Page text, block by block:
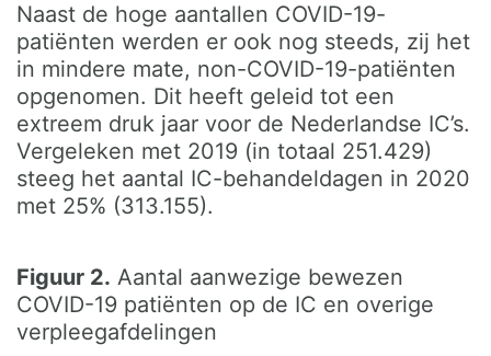
Naast de hoge aantallen COVID-19-
patiënten werden er ook nog steeds, zij het
in mindere mate, non-COVID-19-patiënten
opgenomen. Dit heeft geleid tot een
extreem druk jaar voor de Nederlandse IC’s.
Vergeleken met 2019 (in totaal 251.429)
steeg het aantal IC-behandeldagen in 2020
met 25% (313.155).
Figuur 2. Aantal aanwezige bewezen
COVID-19 patiënten op de IC en overige
verpleegafdelingen